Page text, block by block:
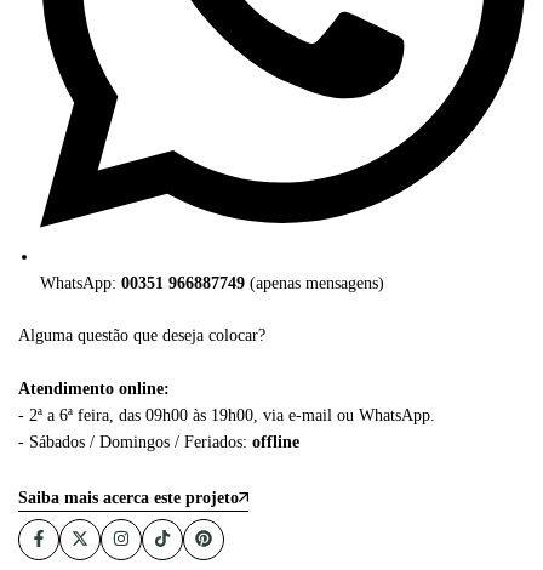
WhatsApp:00351 966887749 (apenas mensagens)
Alguma questão que deseja colocar?
Atendimento online:
- 2ª a 6ª feira, das 09h00 às 19h00, via e-mail ou WhatsApp.
- Sábados / Domingos / Feriados: offline
Saiba mais acerca este projeto